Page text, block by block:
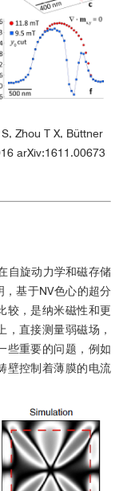
Zhou T X, Büttner
arXiv:1611.00673
自旋动力学和磁存储
基于NV色心的超分
较，是纳米磁性和更
直接测量弱磁场，
些重要的问题，例如
壁控制着薄膜的电流